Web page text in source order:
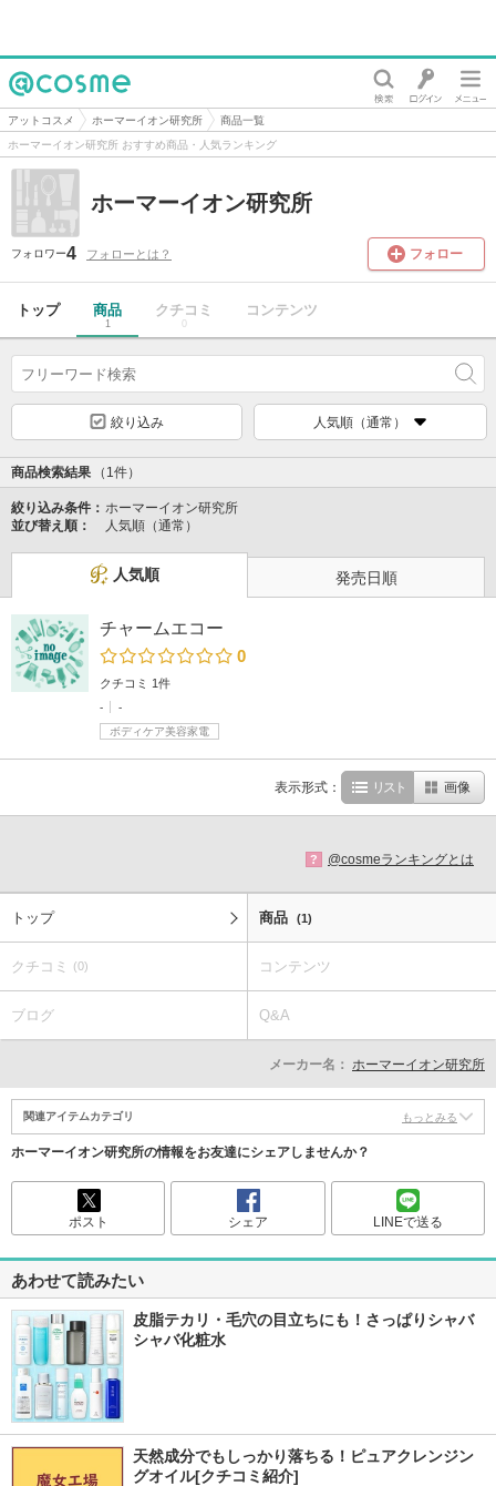
@cosme
アットコスメ ホーマーイオン研究所
商品一覧
ホーマーイオン研究所 おすすめ商品・人気ランキング
ホーマーイオン研究所
フォロワー4 フォローとは？ フォロー
トップ 商品
1
クチコミ
0
コンテンツ
絞り込み 人気順（通常）
商品検索結果 （1件）
絞り込み条件： ホーマーイオン研究所
並び替え順：
人気順（通常）
人気順 発売日順
チャームエコー
0
クチコミ 1件
-
-
ボディケア美容家電
表示形式： リスト 画像
? @cosmeランキングとは
トップ 商品 (1)
クチコミ (0) コンテンツ
ブログ Q&A
メーカー名： ホーマーイオン研究所
関連アイテムカテゴリ もっとみる
ホーマーイオン研究所の情報をお友達にシェアしませんか？
ポスト シェア LINEで送る
あわせて読みたい
皮脂テカリ・毛穴の目立ちにも！さっぱりシャバ
シャバ化粧水
天然成分でもしっかり落ちる！ピュアクレンジン
グオイル[クチコミ紹介]